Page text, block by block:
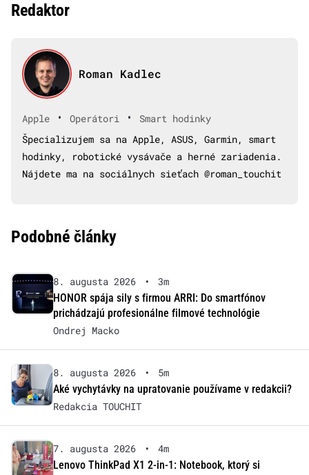
Redaktor
Roman Kadlec
Apple • Operátori •
Smart hodinky
Špecializujem sa na Apple, ASUS, Garmin, smart
hodinky, robotické vysávače a herné zariadenia.
Nájdete ma na sociálnych sieťach @roman_touchit
Podobné články
8. augusta 2026 •
3m
HONOR spája sily s firmou ARRI: Do smartfónov
prichádzajú profesionálne filmové technológie
Ondrej Macko
8. augusta 2026 •
5m
Aké vychytávky na upratovanie používame v redakcii?
Redakcia TOUCHIT
7. augusta 2026 •
4m
Lenovo ThinkPad X1 2-in-1: Notebook, ktorý si